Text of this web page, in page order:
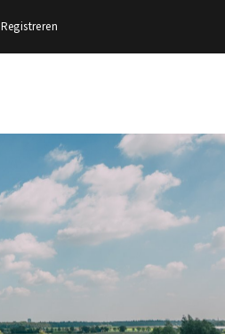
Registreren